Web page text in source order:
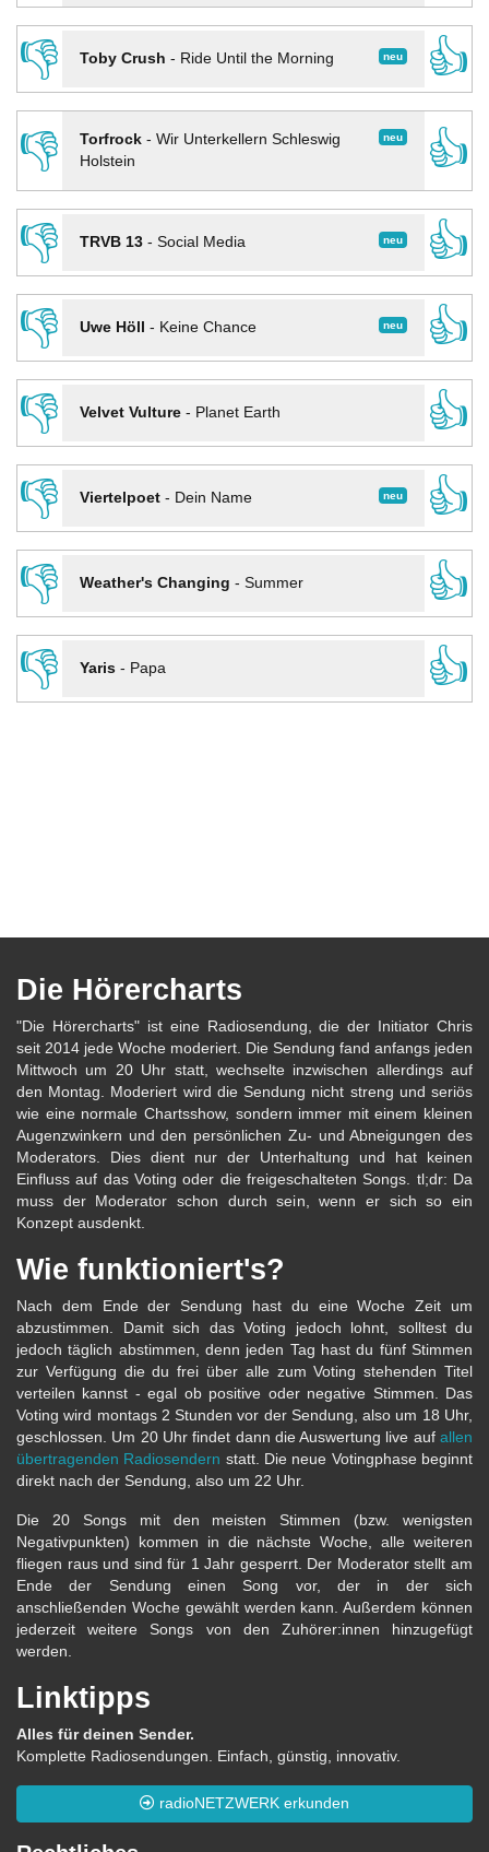
👎
neu
Toby Crush - Ride Until the Morning
👍
👎
neu
Torfrock- Wir Unterkellern Schleswig
Holstein
👍
👎
neu
TRVB 13- Social Media
👍
👎
neu
Uwe Höll - Keine Chance
👍
👎
Velvet Vulture- Planet Earth
👍
👎
neu
Viertelpoet- Dein Name
👍
👎
Weather's Changing - Summer
👍
👎
Yaris- Papa 👍
Die Hörercharts
"Die Hörercharts" ist eine Radiosendung, die der Initiator Chris
seit 2014 jede Woche moderiert. Die Sendung fand anfangs jeden
Mittwoch um 20 Uhr statt, wechselte inzwischen allerdings auf
den Montag. Moderiert wird die Sendung nicht streng und seriös
wie eine normale Chartsshow, sondern immer mit einem kleinen
Augenzwinkern und den persönlichen Zu- und Abneigungen des
Moderators. Dies dient nur der Unterhaltung und hat keinen
Einfluss auf das Voting oder die freigeschalteten Songs. tl;dr: Da
muss der Moderator schon durch sein, wenn er sich so ein
Konzept ausdenkt.
Wie funktioniert's?
Nach dem Ende der Sendung hast du eine Woche Zeit um
abzustimmen. Damit sich das Voting jedoch lohnt, solltest du
jedoch täglich abstimmen, denn jeden Tag hast du fünf Stimmen
zur Verfügung die du frei über alle zum Voting stehenden Titel
verteilen kannst - egal ob positive oder negative Stimmen. Das
Voting wird montags 2 Stunden vor der Sendung, also um 18 Uhr,
geschlossen. Um 20 Uhr findet dann die Auswertung live auf allen
übertragenden Radiosendern statt. Die neue Votingphase beginnt
direkt nach der Sendung, also um 22 Uhr.
Die 20 Songs mit den meisten Stimmen (bzw. wenigsten
Negativpunkten) kommen in die nächste Woche, alle weiteren
fliegen raus und sind für 1 Jahr gesperrt. Der Moderator stellt am
Ende der Sendung einen Song vor, der in der sich
anschließenden Woche gewählt werden kann. Außerdem können
jederzeit weitere Songs von den Zuhörer:innen hinzugefügt
werden.
Linktipps
Alles für deinen Sender.
Komplette Radiosendungen. Einfach, günstig, innovativ.
radioNETZWERK erkunden